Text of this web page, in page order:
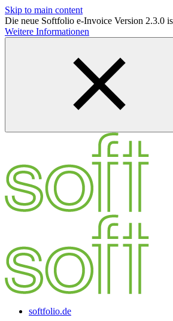
Skip to main content
Die neue Softfolio e-Invoice Version 2.3.0
Weitere Informationen
softfolio.de